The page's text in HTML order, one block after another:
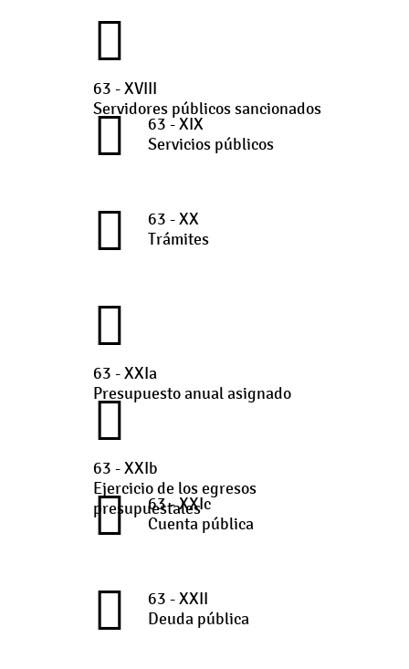
63 - XVIII
Servidores públicos sancionados
63 - XIX
Servicios públicos
63 - XX
Trámites
63 - XXIa
Presupuesto anual asignado
63 - XXIb
Ejercicio de los egresos
presupuestales
63 - XXIc
Cuenta pública
63 - XXII
Deuda pública